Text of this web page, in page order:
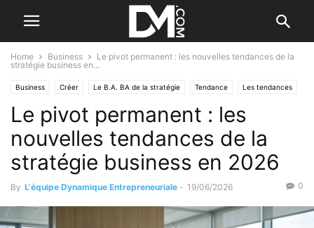
Home Business
Le pivot permanent : les nouvelles tendances de la
stratégie business en...
Business Créer Le B.A. BA de la stratégie Tendance Les tendances
Par les nouvelles tendances
Le pivot permanent : les
nouvelles tendances de la
stratégie business en 2026
By L'équipe Dynamique Entrepreneuriale - 19/06/2026 0